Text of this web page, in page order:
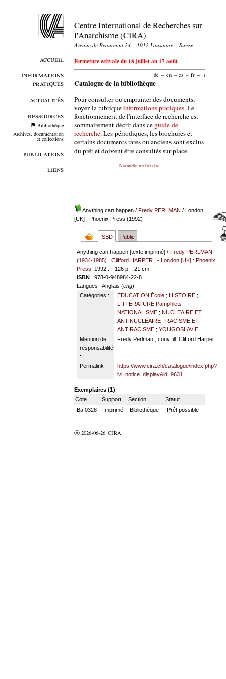
accueil
informations
pratiques
actualités
ressources
Bibliothèque
Archives, documentation
et collections
publications
liens
Centre International de Recherches sur
l'Anarchisme (CIRA)
Avenue de Beaumont 24 – 1012 Lausanne – Suisse
Fermeture estivale du 18 juillet au 17 août
de – en – es – fr – it
Catalogue de la bibliothèque
Pour consulter ou emprunter des documents,
voyez la rubriqueinformations pratiques. Le
fonctionnement de l'interface de recherche est
sommairement décrit dans ce guide de
recherche. Les périodiques, les brochures et
certains documents rares ou anciens sont exclus
du prêt et doivent être consultés sur place.
Nouvelle recherche
Anything can happen/ Fredy PERLMAN / London
[UK] : Phoenix Press (1992)
ISBD Public
Anything can happen [texte imprimé] /Fredy PERLMAN
(1934-1985) ;Clifford HARPER . -London [UK] : Phoenix
Press
, 1992 . - 126 p. ; 21 cm.
ISBN : 978-0-948984-22-8
Langues : Anglais (eng)
Catégories :
ÉDUCATION:École; HISTOIRE;
LITTÉRATURE:Pamphlets ;
NATIONALISME; NUCLÉAIRE ET
ANTINUCLÉAIRE; RACISME ET
ANTIRACISME; YOUGOSLAVIE
Mention de
responsabilité
:
Fredy Perlman ; couv. ill. Clifford Harper
Permalink :
https://www.cira.ch/catalogue/index.php?
lvl=notice_display&id=9631
Exemplaires (1)
Cote
Support Section
Statut
Ba 0328
Imprimé Bibliothèque Prêt possible
Ⓐ 2026-06-26 CIRA